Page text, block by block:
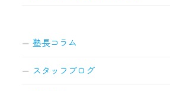
塾長コラム
スタッフブログ